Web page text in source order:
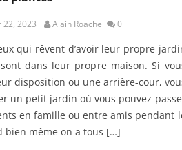
2023 Alain Roache 0
qui rêvent d’avoir leur propre
dans leur propre maison. Si
disposition ou une arrière-cour,
un petit jardin où vous pouvez
en famille ou entre amis pendant
bien même on a tous […]